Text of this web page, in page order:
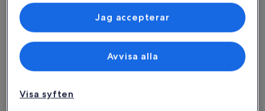
Hitta boenden i din stil
Sök bland hus Sök bland lägenheter sök efter
Visa syften
Avvisa alla
Jag accepterar